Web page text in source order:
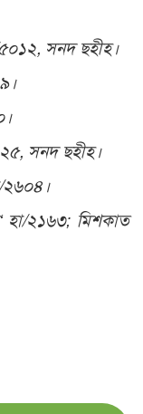
সনদ ছহীহ।
সনদ ছহীহ।
২৬০৪।
হা/২১৬৩; মিশকাত